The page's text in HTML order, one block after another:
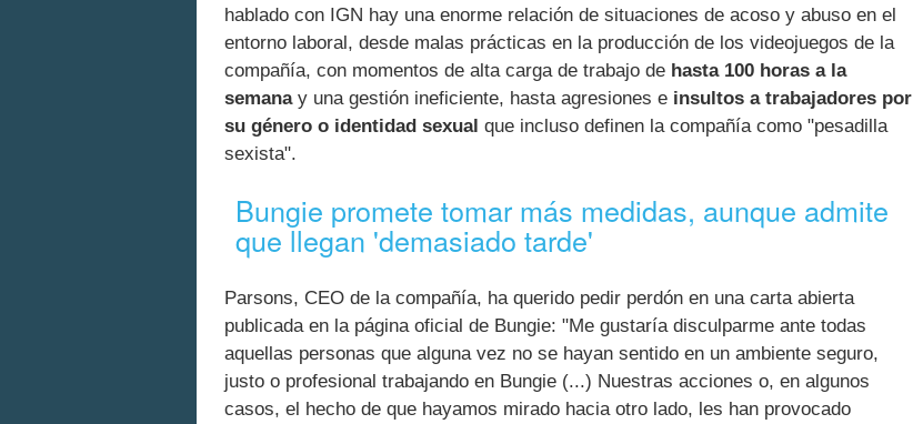
hablado con IGN hay una enorme relación de situaciones de acoso y abuso en el
entorno laboral, desde malas prácticas en la producción de los videojuegos de la
compañía, con momentos de alta carga de trabajo de hasta 100 horas a la
semanay una gestión ineficiente, hasta agresiones e insultos a trabajadores por
su género o identidad sexual que incluso definen la compañía como "pesadilla
sexista".
Bungie promete tomar más medidas, aunque admite
que llegan 'demasiado tarde'
Parsons, CEO de la compañía, ha querido pedir perdón en una carta abierta
publicada en la página oficial de Bungie: "Me gustaría disculparme ante todas
aquellas personas que alguna vez no se hayan sentido en un ambiente seguro,
justo o profesional trabajando en Bungie (...) Nuestras acciones o, en algunos
casos, el hecho de que hayamos mirado hacia otro lado, les han provocado